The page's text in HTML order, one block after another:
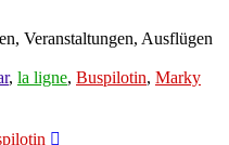
Veranstaltungen, Ausflügen
, la ligne, Buspilotin, Marky